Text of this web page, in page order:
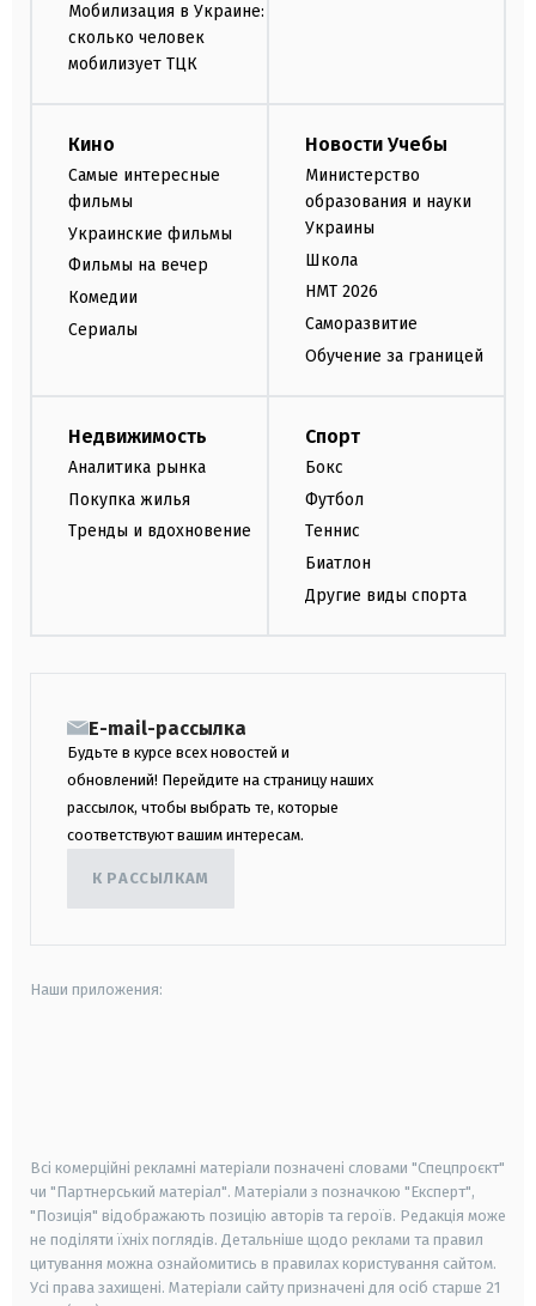
Мобилизация в Украине:
сколько человек
мобилизует ТЦК
Кино
Самые интересные
фильмы
Украинские фильмы
Фильмы на вечер
Комедии
Сериалы
Новости Учебы
Министерство
образования и науки
Украины
Школа
НМТ 2026
Саморазвитие
Обучение за границей
Недвижимость
Аналитика рынка
Покупка жилья
Тренды и вдохновение
Спорт
Бокс
Футбол
Теннис
Биатлон
Другие виды спорта
E-mail-рассылка
Будьте в курсе всех новостей и
обновлений! Перейдите на страницу наших
рассылок, чтобы выбрать те, которые
соответствуют вашим интересам.
К РАССЫЛКАМ
Наши приложения:
Всі комерційні рекламні матеріали позначені словами "Спецпроєкт"
чи "Партнерський матеріал". Матеріали з позначкою "Експерт",
"Позиція" відображають позицію авторів та героїв. Редакція може
не поділяти їхніх поглядів. Детальніше щодо реклами та правил
цитування можна ознайомитись в правилах користування сайтом.
Усі права захищені. Матеріали сайту призначені для осіб старше 21